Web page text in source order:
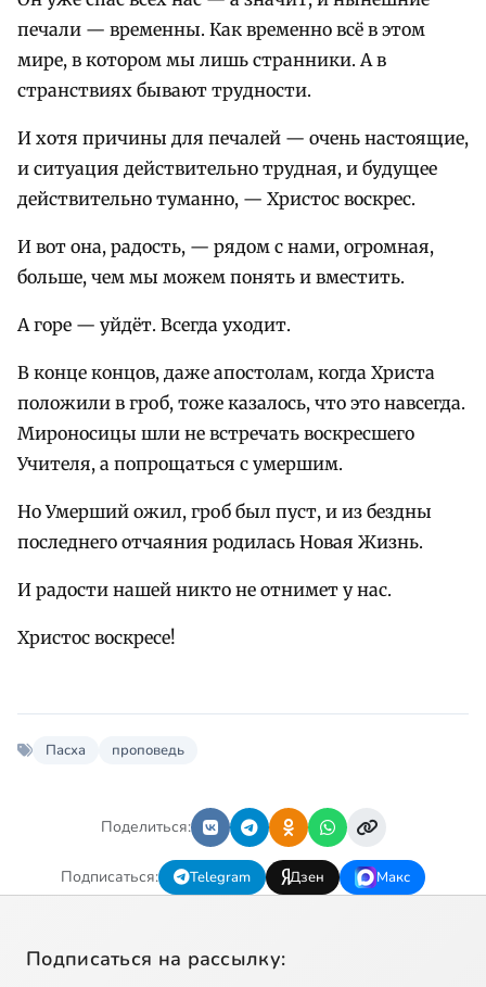
печали — временны. Как временно всё в этом
мире, в котором мы лишь странники. А в
странствиях бывают трудности.
И хотя причины для печалей — очень настоящие,
и ситуация действительно трудная, и будущее
действительно туманно, — Христос воскрес.
И вот она, радость, — рядом с нами, огромная,
больше, чем мы можем понять и вместить.
А горе — уйдёт. Всегда уходит.
В конце концов, даже апостолам, когда Христа
положили в гроб, тоже казалось, что это навсегда.
Мироносицы шли не встречать воскресшего
Учителя, а попрощаться с умершим.
Но Умерший ожил, гроб был пуст, и из бездны
последнего отчаяния родилась Новая Жизнь.
И радости нашей никто не отнимет у нас.
Христос воскресе!
Пасха проповедь
Поделиться:
Подписаться: Telegram Дзен Макс
Подписаться на рассылку: